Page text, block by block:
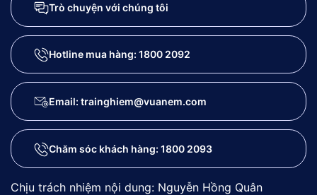
Trò chuyện với chúng tôi
Hotline mua hàng: 1800 2092
Email: trainghiem@vuanem.com
Chăm sóc khách hàng: 1800 2093
Chịu trách nhiệm nội dung: Nguyễn Hồng Quân